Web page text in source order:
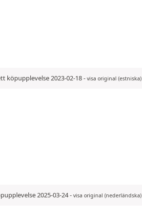
köpupplevelse 2023-02-18- visa original (estniska)
2025-03-24- visa original (nederländska)